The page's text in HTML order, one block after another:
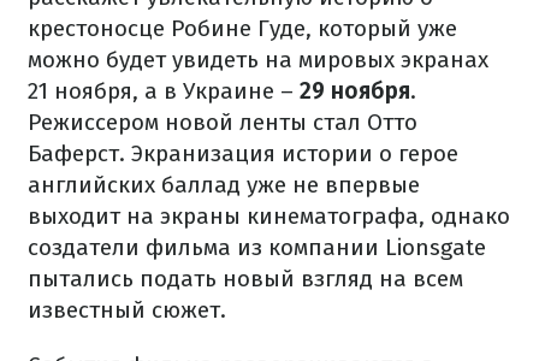
крестоносце Робине Гуде, который уже
можно будет увидеть на мировых экранах
21 ноября, а в Украине – 29 ноября.
Режиссером новой ленты стал Отто
Баферст. Экранизация истории о герое
английских баллад уже не впервые
выходит на экраны кинематографа, однако
создатели фильма из компании Lionsgate
пытались подать новый взгляд на всем
известный сюжет.